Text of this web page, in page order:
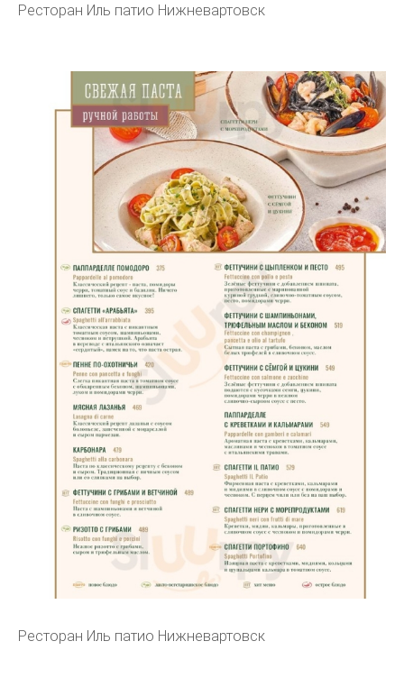
Ресторан Иль патио Нижневартовск
Ресторан Иль патио Нижневартовск